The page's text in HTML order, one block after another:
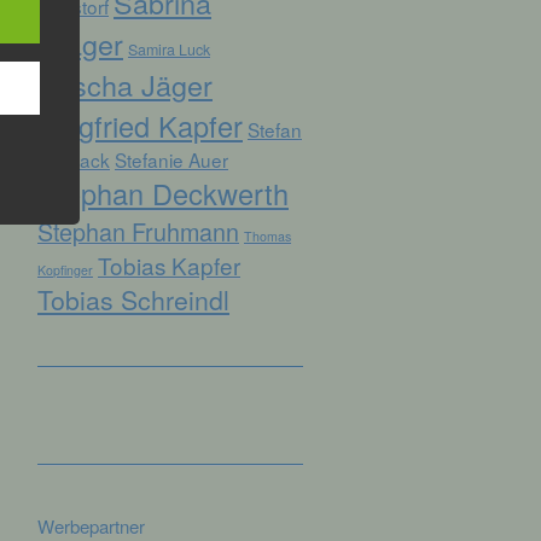
Ruhstorf
Prager Samira Luck
Sascha Jäger
Siegfried Kapfer Stefan
Biersack Stefanie Auer
Stephan Deckwerth
Stephan Fruhmann Thomas
Kopfinger Tobias Kapfer
Tobias Schreindl
Werbepartner